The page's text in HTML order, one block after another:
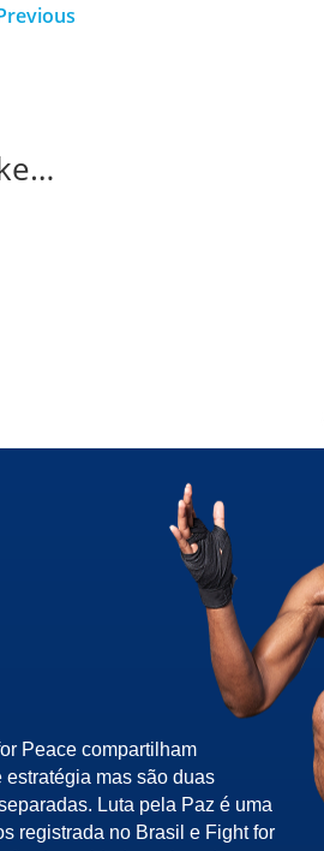
Peace compartilham
mas são duas
Luta pela Paz é uma
registrada no Brasil e Fight for